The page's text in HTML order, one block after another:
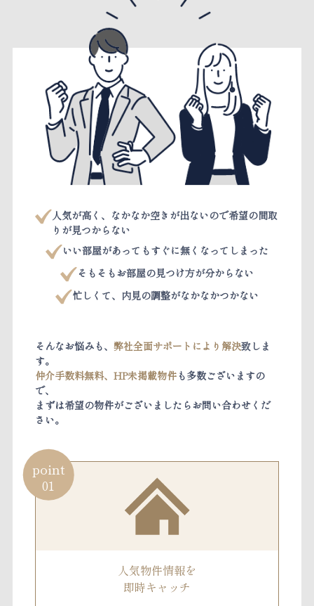
人気が高く、なかなか空きが出ないので希望の間取
りが見つからない
いい部屋があってもすぐに無くなってしまった
そもそもお部屋の見つけ方が分からない
忙しくて、内見の調整がなかなかつかない
そんなお悩みも、 弊社全面サポートにより解決致しま
す。
仲介手数料無料、HP未掲載物件も多数ございますの
で、
まずは希望の物件がございましたらお問い合わせくだ
さい。
point
01
人気物件情報を
即時キャッチ